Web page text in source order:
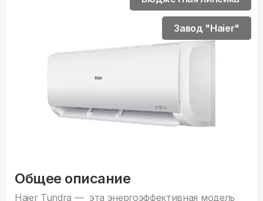
Общее описание
Haier Tundra — эта энергоэффективная модель
Завод "Haier"